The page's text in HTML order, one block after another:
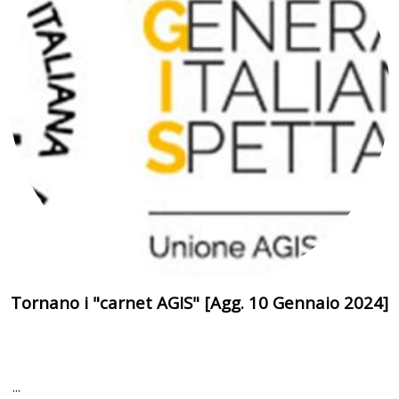
Tornano i "carnet AGIS" [Agg. 10 Gennaio 2024]
...